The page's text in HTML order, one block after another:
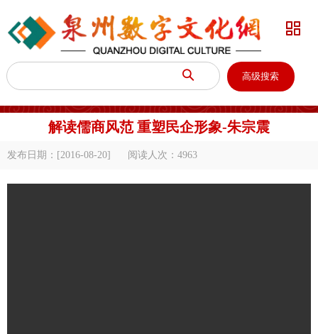
 高级搜索

解读儒商风范 重塑民企形象-朱宗震
发布日期：[2016-08-20] 阅读人次： 4963